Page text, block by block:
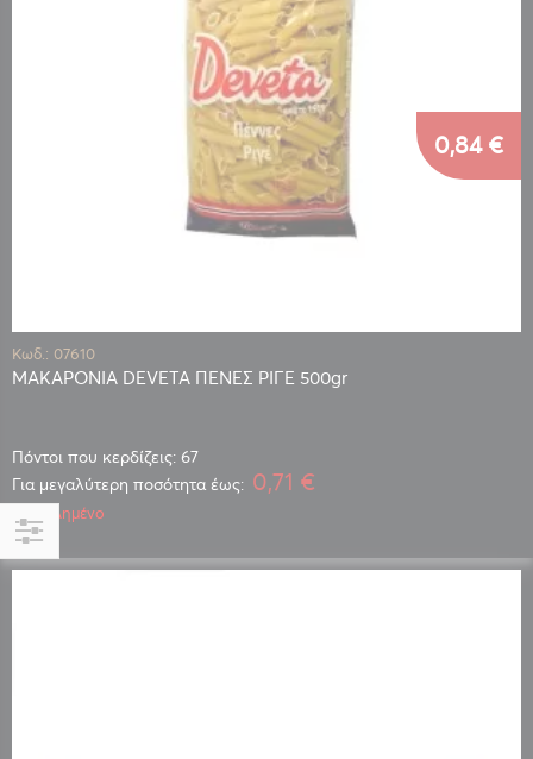
Κωδ.: 07610
ΜΑΚΑΡΟΝΙΑ DEVETA ΠΕΝΕΣ ΡΙΓΕ 500gr
Πόντοι που κερδίζεις: 67
0,84 €
Για μεγαλύτερη ποσότητα έως: 0,71 €
Εξαντλημένο
Αγορά